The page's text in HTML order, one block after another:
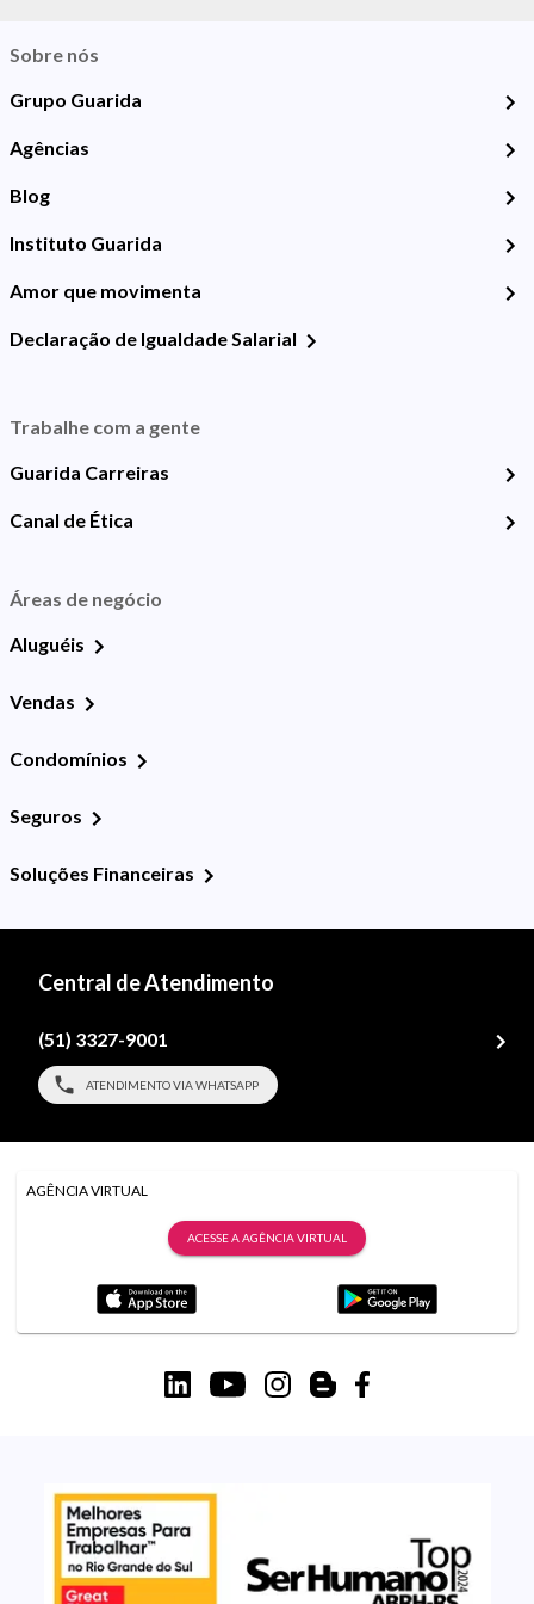
Sobre nós
Grupo Guarida
Agências
Blog
Instituto Guarida
Amor que movimenta
Declaração de Igualdade Salarial
Trabalhe com a gente
Guarida Carreiras
Canal de Ética
Áreas de negócio
Aluguéis
Vendas
Condomínios
Seguros
Soluções Financeiras
Central de Atendimento
(51) 3327-9001
ATENDIMENTO VIA WHATSAPP
AGÊNCIA VIRTUAL
ACESSE A AGÊNCIA VIRTUAL